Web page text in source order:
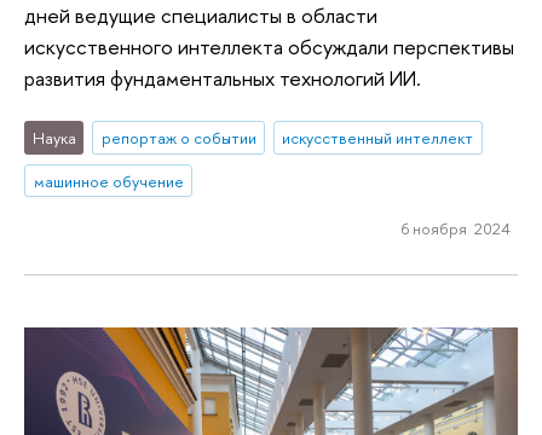
дней ведущие специалисты в области
искусственного интеллекта обсуждали перспективы
развития фундаментальных технологий ИИ.
Наука репортаж о событии
искусственный интеллект
машинное обучение
6 ноября 2024